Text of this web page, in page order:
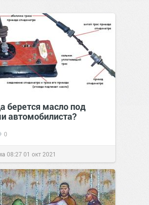
берется масло под
автомобилиста?
0
08:27 01 окт 2021